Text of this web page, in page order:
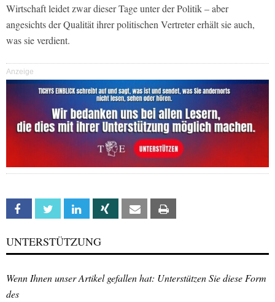
Wirtschaft leidet zwar dieser Tage unter der Politik – aber
angesichts der Qualität ihrer politischen Vertreter erhält sie auch,
was sie verdient.
Anzeige
Facebook Twitter Linkedin Xing Email
UNTERSTÜTZUNG
Wenn Ihnen unser Artikel gefallen hat: Unterstützen Sie diese Form
des